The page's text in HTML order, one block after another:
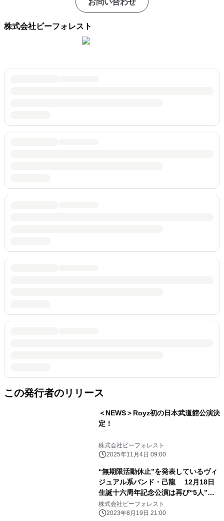
お問い合わせ
株式会社ビーフォレスト
この発行者のリリース
＜NEWS＞Royz初の日本武道館公演決
定！
株式会社ビーフォレスト
2025年11月4日 09:00
“無期限活動休止”を発表しているヴィ
ジュアル系バンド・己龍 12月18日
生誕十六周年記念公演は再び“5人”で
の実施を決意
株式会社ビーフォレスト
2023年8月19日 21:00